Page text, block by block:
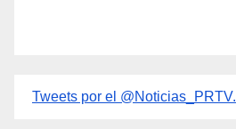
Tweets por el @Noticias_PRTV.